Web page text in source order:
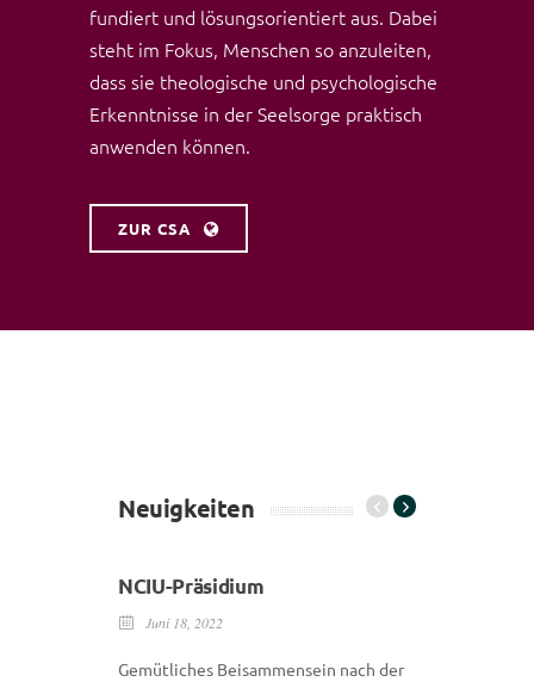
fundiert und lösungsorientiert aus. Dabei
steht im Fokus, Menschen so anzuleiten,
dass sie theologische und psychologische
Erkenntnisse in der Seelsorge praktisch
anwenden können.
ZUR CSA
Neuigkeiten
NCIU-Präsidium
Juni 18, 2022
Gemütliches Beisammensein nach der